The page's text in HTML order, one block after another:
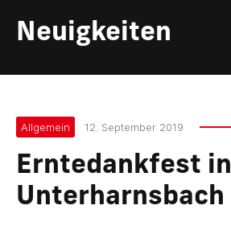
Neuigkeiten
Allgemein 12. September 2019
Erntedankfest in
Unterharnsbach